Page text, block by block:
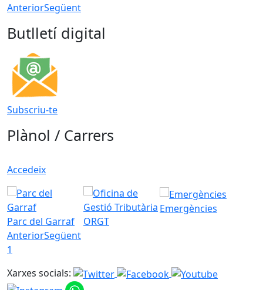
AnteriorSegüent
Butlletí digital
Subscriu-te
Plànol / Carrers
Accedeix
Parc del Garraf ORGT
Emergències
AnteriorSegüent
1
Xarxes socials: